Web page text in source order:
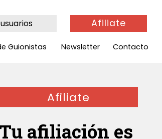
Afiliate
Guionistas Newsletter Contacto
Afiliate
Tu afiliación es